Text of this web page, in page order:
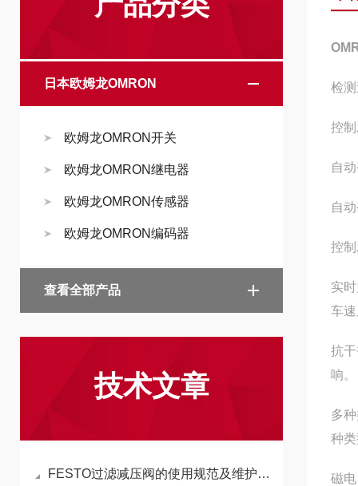
日本欧姆龙OMRON
欧姆龙OMRON开关
欧姆龙OMRON继电器
欧姆龙OMRON传感器
欧姆龙OMRON编码器
查看全部产品
技术文章
FESTO过滤减压阀的使用规范及维护指南
检
控
自
自
控
实
车
抗
响。
多
种
磁